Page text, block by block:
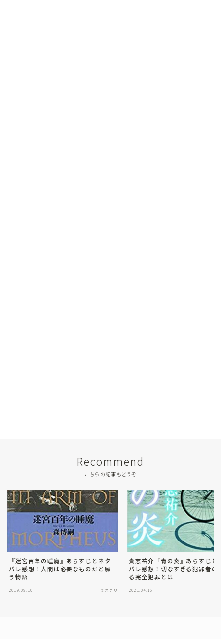
Recommend
こちらの記事もどうぞ
『迷宮百年の睡魔』あらすじとネタ
バレ感想！人間は必要なものだと願
う物語
2019.09.10 ミステリ
貴志祐介『青の炎』あらすじと
バレ感想！切なすぎる犯罪者の
る完全犯罪とは
2021.04.16